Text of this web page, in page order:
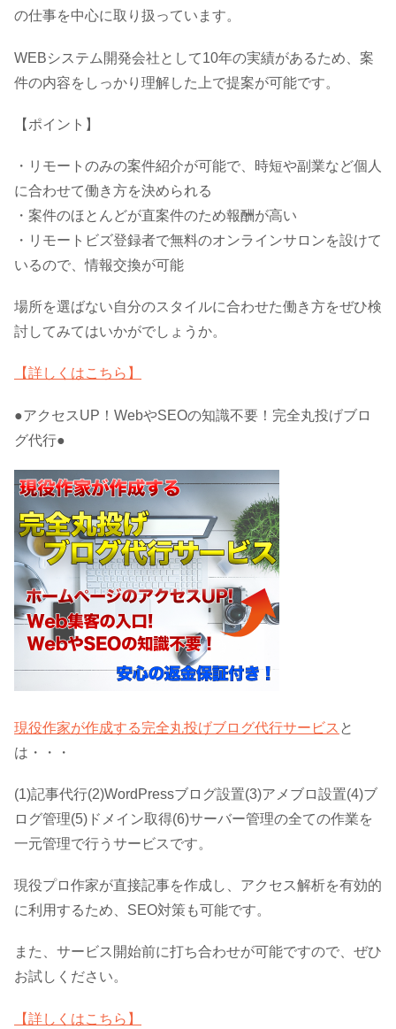
の仕事を中心に取り扱っています。
WEBシステム開発会社として10年の実績があるため、案
件の内容をしっかり理解した上で提案が可能です。
【ポイント】
・リモートのみの案件紹介が可能で、時短や副業など個人
に合わせて働き方を決められる
・案件のほとんどが直案件のため報酬が高い
・リモートビズ登録者で無料のオンラインサロンを設けて
いるので、情報交換が可能
場所を選ばない自分のスタイルに合わせた働き方をぜひ検
討してみてはいかがでしょうか。
【詳しくはこちら】
●アクセスUP！WebやSEOの知識不要！完全丸投げブロ
グ代行●
現役作家が作成する完全丸投げブログ代行サービス と
は・・・
(1)記事代行(2)WordPressブログ設置(3)アメブロ設置(4)ブ
ログ管理(5)ドメイン取得(6)サーバー管理の全ての作業を
一元管理で行うサービスです。
現役プロ作家が直接記事を作成し、アクセス解析を有効的
に利用するため、SEO対策も可能です。
また、サービス開始前に打ち合わせが可能ですので、ぜひ
お試しください。
【詳しくはこちら】